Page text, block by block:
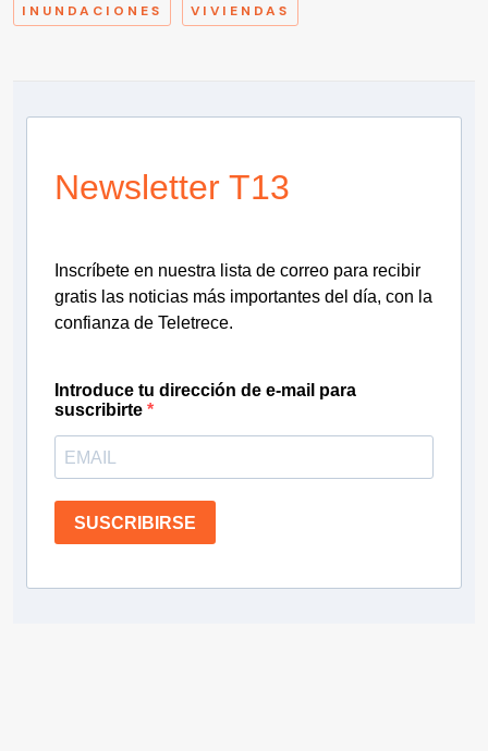
INUNDACIONES VIVIENDAS
Newsletter T13
Inscríbete en nuestra lista de correo para recibir
gratis las noticias más importantes del día, con la
confianza de Teletrece.
Introduce tu dirección de e-mail para
suscribirte
SUSCRIBIRSE